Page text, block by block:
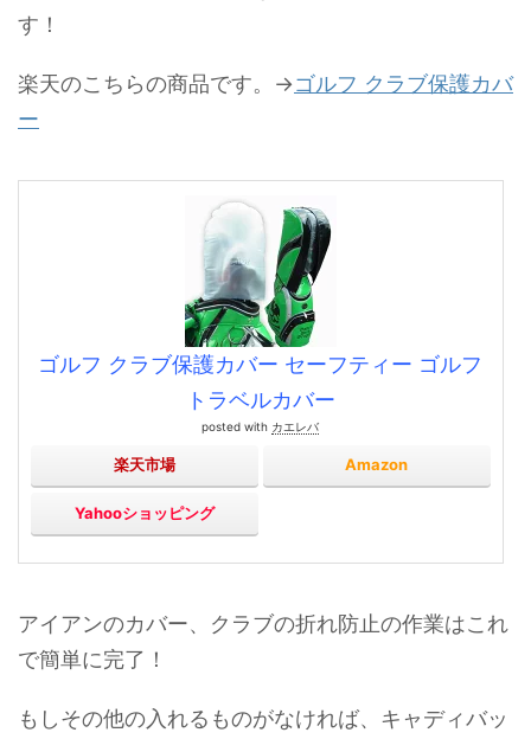
す！
楽天のこちらの商品です。→ゴルフ クラブ保護カバ
ー
ゴルフ クラブ保護カバー セーフティー ゴルフ
トラベルカバー
posted with カエレバ
楽天市場 Amazon
Yahooショッピング
アイアンのカバー、クラブの折れ防止の作業はこれ
で簡単に完了！
もしその他の入れるものがなければ、キャディバッ